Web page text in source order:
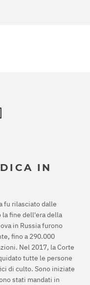
IN
fu rilasciato dalle
la fine dell'era della
in Russia furono
fino a 290.000
Nel 2017, la Corte
tutte le persone
di culto. Sono iniziate
stati mandati in